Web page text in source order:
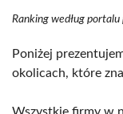
Ranking według
Poniżej
okolicach, które